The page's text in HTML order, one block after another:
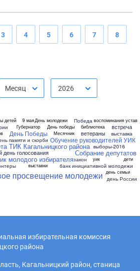
3 4 5 6 7 8
Месяц 2026
9 мая
Губернатор
День Победы
детей День молодежи
памяти и скорби
День победы
ТИК Кагальницкого района
день голосования
Месячник
молодого избирателя
Обучение руководителей УИК
Победа
просвещение молодежи
Собрание депутатов
банк инициативной молодежи
библиотека
ветераны
воспоминания
встреча
выборы-2016
выставка
выставки
день семьи
день России
дети
закон уик
устав
избирательная комиссия
района
Кагальницкий район, станица